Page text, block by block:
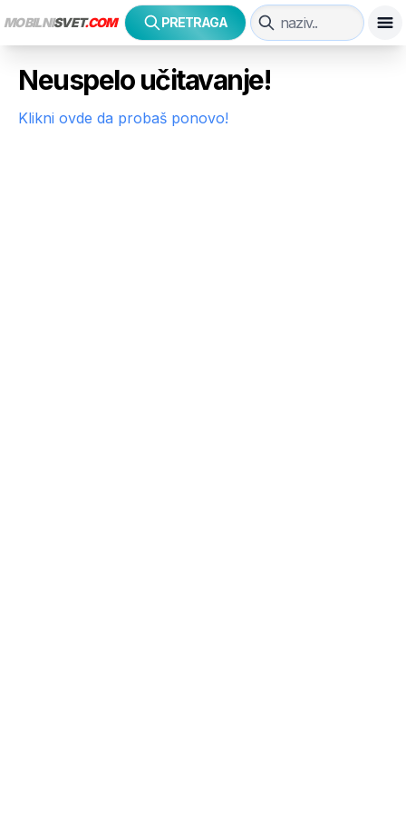
MOBILNISVET.COM PRETRAGA
Neuspelo učitavanje!
Klikni ovde da probaš ponovo!